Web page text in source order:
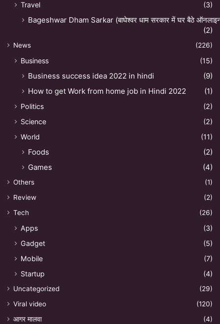
Travel
(3)
Bageshwar Dham Sarkar (बाघेश्वर धाम सरकार में घर बैठे
(2)
News (226)
Business (15)
Business success idea 2022 in hindi
(9)
How to get Work from home job in Hindi 2022
(1)
Politics
(2)
Science
(2)
World
(11)
Foods
(2)
Games
(4)
Others
(1)
Review
(2)
Tech
(26)
Apps
(3)
Gadget
(5)
Mobile
(7)
Startup
(4)
Uncategorized
(29)
Viral video
(120)
आगर मालवा
(4)